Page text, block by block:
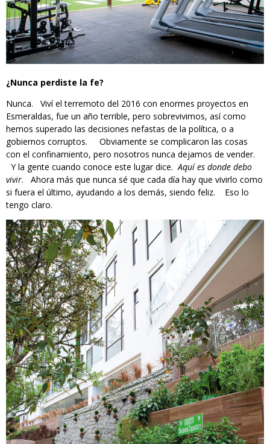
¿Nunca perdiste la fe?
Nunca. Viví el terremoto del 2016 con enormes proyectos en
Esmeraldas, fue un año terrible, pero sobrevivimos, así como
hemos superado las decisiones nefastas de la política, o a
gobiernos corruptos. Obviamente se complicaron las cosas
con el confinamiento, pero nosotros nunca dejamos de vender.
Y la gente cuando conoce este lugar dice.Aquí es donde debo
vivir. Ahora más que nunca sé que cada día hay que vivirlo como
si fuera el último, ayudando a los demás, siendo feliz. Eso lo
tengo claro.